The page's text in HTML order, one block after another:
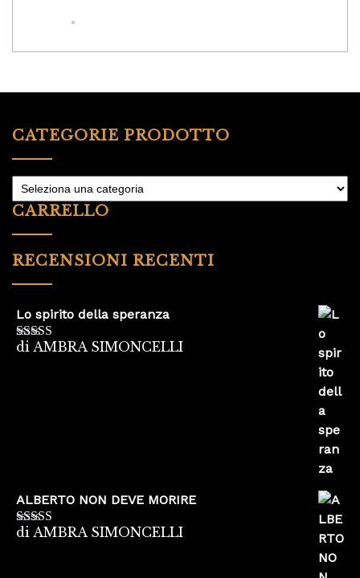
CATEGORIE PRODOTTO
CARRELLO
RECENSIONI RECENTI
Lo spirito della speranza
Valutato5su
di AMBRA SIMONCELLI
ALBERTO NON DEVE MORIRE
Valutato5su
di AMBRA SIMONCELLI